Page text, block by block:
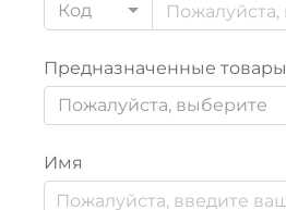
Код
Предназначенные товары
Пожалуйста, выберите
Имя